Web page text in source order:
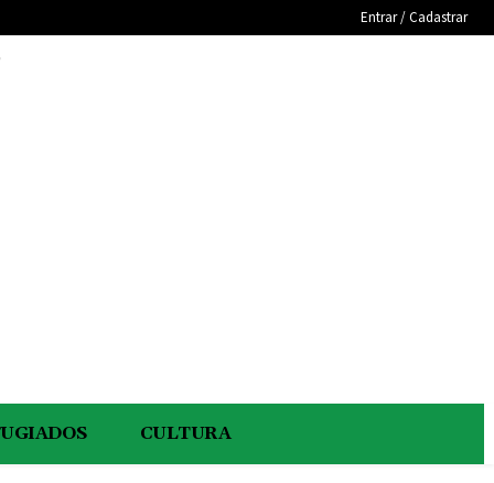
Entrar / Cadastrar
CULTURA